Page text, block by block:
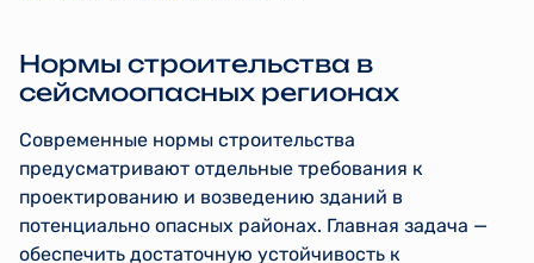
Нормы строительства в
сейсмоопасных регионах
Современные нормы строительства
предусматривают отдельные требования к
проектированию и возведению зданий в
потенциально опасных районах. Главная задача —
обеспечить достаточную устойчивость к